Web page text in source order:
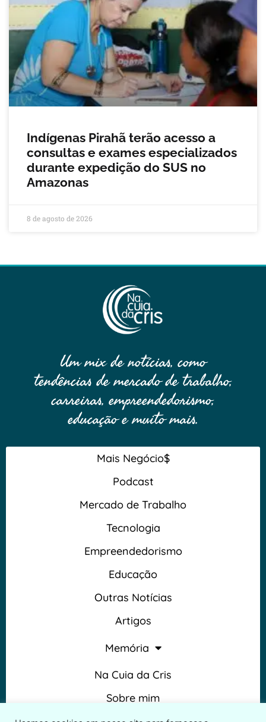
Indígenas Pirahã terão acesso a
consultas e exames especializados
durante expedição do SUS no
Amazonas
8 de agosto de 2026
Um mix de notícias, como
tendências de mercado de trabalho,
carreiras, empreendedorismo,
educação e muito mais.
Mais Negócio$
Podcast
Mercado de Trabalho
Tecnologia
Empreendedorismo
Educação
Outras Notícias
Artigos
Memória
Na Cuia da Cris
Sobre mim